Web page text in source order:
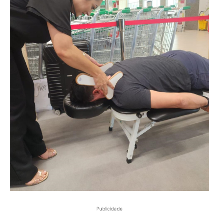
Publicidade